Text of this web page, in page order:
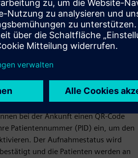
bei der Ankunft einen QR-Code
Patientennummer (PID) ein, um den
Der Aufnahmestatus wird
und die Patienten werden an